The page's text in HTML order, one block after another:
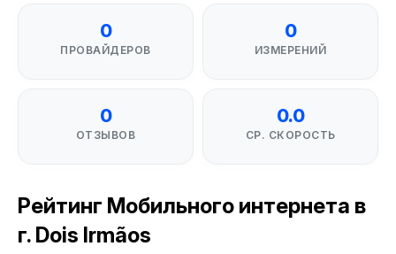
0
ПРОВАЙДЕРОВ
0
ИЗМЕРЕНИЙ
0
ОТЗЫВОВ
0.0
СР. СКОРОСТЬ
Рейтинг Мобильного интернета в
г. Dois Irmãos